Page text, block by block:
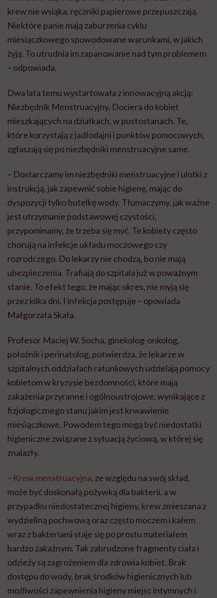
krew nie wsiąka, ręczniki papierowe przepuszczają.
Niektóre panie mają zaburzenia cyklu
miesiączkowego spowodowane warunkami, w jakich
żyją. To utrudnia im zapanowanie nad tym problemem
– odpowiada.
Dwa lata temu wystartowała z innowacyjną akcją:
Niezbędnik Menstruacyjny. Dociera do kobiet
mieszkających na działkach, w pustostanach. Te,
które korzystają z jadłodajni i punktów pomocowych,
zgłaszają się po niezbędniki menstruacyjne same.
– Dostarczamy im niezbędniki menstruacyjne i ulotki z
instrukcją, jak zapewnić sobie higienę, mając do
dyspozycji tylko butelkę wody. Tłumaczymy, jak ważne
jest utrzymanie podstawowej czystości,
przypominamy, że trzeba się myć. Te kobiety często
chorują na infekcje układu moczowego czy
rozrodczego. Do lekarzy nie chodzą, bo nie mają
ubezpieczenia. Trafiają do szpitala już w poważnym
stanie. To efekt tego, że mając okres, nie myją się
przez kilka dni. I infekcja postępuje – opowiada
Małgorzata Skała.
Profesor Maciej W. Socha, ginekolog-onkolog,
położnik i perinatolog, potwierdza, że lekarze w
szpitalnych oddziałach ratunkowych udzielają pomocy
kobietom w kryzysie bezdomności, które mają
zakażenia przyranne i ogólnoustrojowe, wynikające z
fizjologicznego stanu jakim jest krwawienie
miesiączkowe. Powodem tego mogą być niedostatki
higieniczne związane z sytuacją życiową, w której się
znalazły.
– Krew menstruacyjna, ze względu na swój skład,
może być doskonałą pożywką dla bakterii, a w
przypadku niedostatecznej higieny, krew zmieszana z
wydzieliną pochwową oraz często moczem i kałem
wraz z bakteriami staje się po prostu materiałem
bardzo zakaźnym. Tak zabrudzone fragmenty ciała i
odzieży są zagrożeniem dla zdrowia kobiet. Brak
dostępu do wody, brak środków higienicznych lub
możliwości zapewnienia higieny miejsc intymnych i